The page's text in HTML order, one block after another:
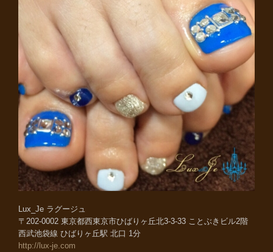
Lux_Je ラグージュ
〒202-0002 東京都西東京市ひばりヶ丘北3-3-33 ことぶきビル2階
西武池袋線 ひばりヶ丘駅 北口 1分
http://lux-je.com